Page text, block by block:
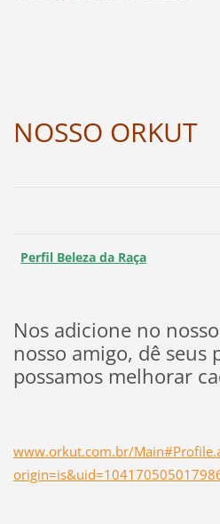
NOSSO ORKUT
Perfil Beleza da Raça
Nos adicione no
nosso amigo, dê seus
possamos melhorar
www.orkut.com.br/